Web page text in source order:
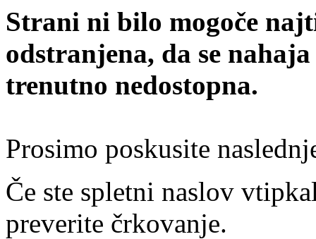
Strani ni bilo mogoče
odstranjena, da se
trenutno nedostopna.
Prosimo poskusite
Če ste spletni naslov
preverite črkovanje.